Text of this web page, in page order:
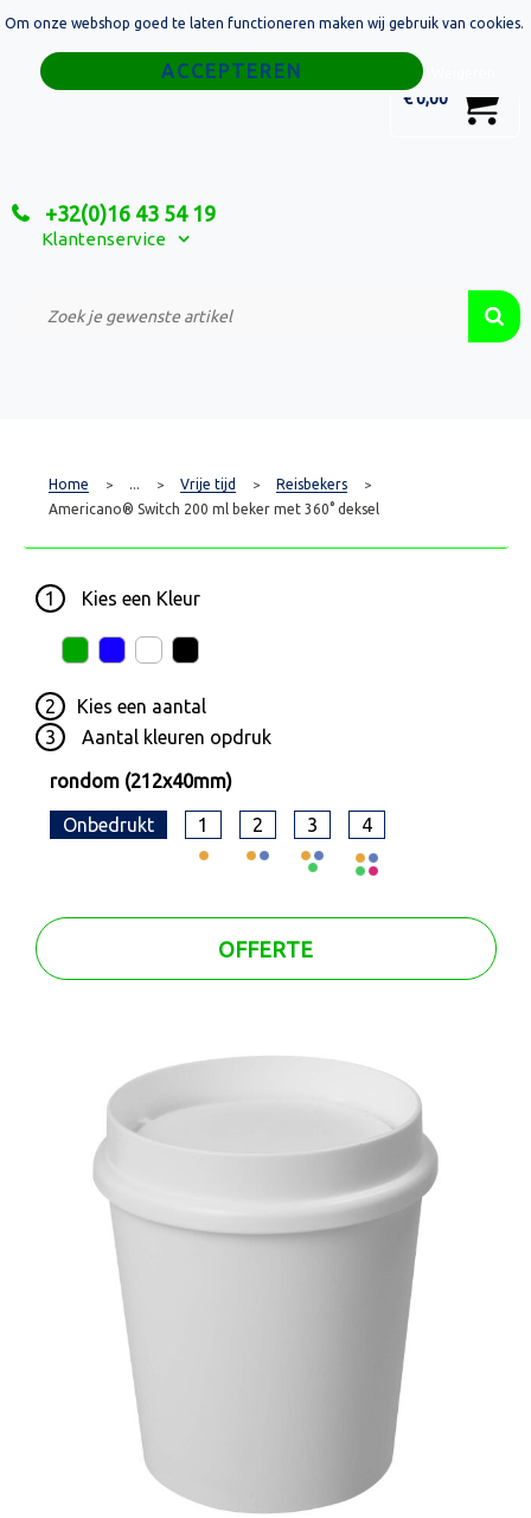
€ 0,00
+32(0)16 43 54 19
Klantenservice
Home
Relatiegeschenken
Custom Made Projecten
Home > ... > Vrije tijd > Reisbekers >
Americano® Switch 200 ml beker met 360° deksel
1 Kies een Kleur
2 Kies een aantal
3
Aantal kleuren opdruk
rondom (212x40mm)
Onbedrukt 1 2 3 4
OFFERTE
Om onze webshop goed te laten functioneren maken wij gebruik van cookies.